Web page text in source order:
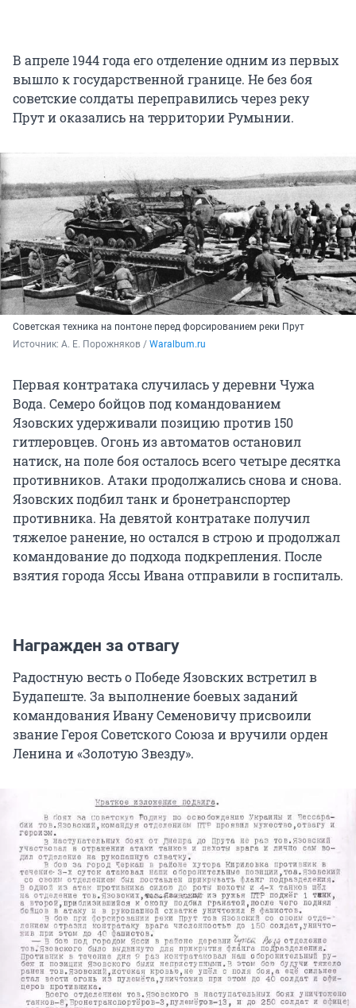
В апреле 1944 года его отделение одним из первых
вышло к государственной границе. Не без боя
советские солдаты переправились через реку
Прут и оказались на территории Румынии.
Советская техника на понтоне перед форсированием реки Прут
Источник: А. Е. Порожняков / Waralbum.ru
Первая контратака случилась у деревни Чужа
Вода. Семеро бойцов под командованием
Язовских удерживали позицию против 150
гитлеровцев. Огонь из автоматов остановил
натиск, на поле боя осталось всего четыре десятка
противников. Атаки продолжались снова и снова.
Язовских подбил танк и бронетранспортер
противника. На девятой контратаке получил
тяжелое ранение, но остался в строю и продолжал
командование до подхода подкрепления. После
взятия города Яссы Ивана отправили в госпиталь.
Награжден за отвагу
Радостную весть о Победе Язовских встретил в
Будапеште. За выполнение боевых заданий
командования Ивану Семеновичу присвоили
звание Героя Советского Союза и вручили орден
Ленина и «Золотую Звезду».